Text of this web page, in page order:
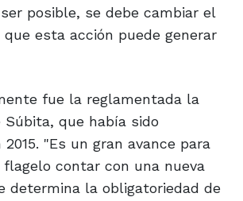
posible, se debe cambiar el
que esta acción puede generar
fue la reglamentada la
Súbita, que había sido
2015. "Es un gran avance para
contar con una nueva
determina la obligatoriedad de